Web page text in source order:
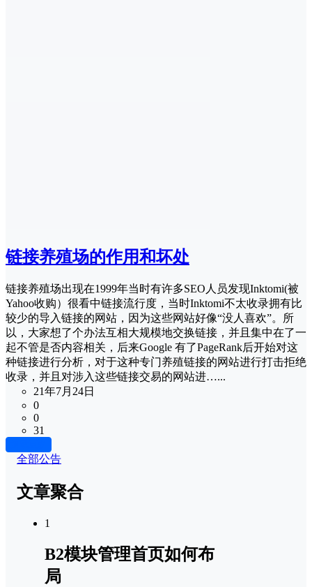
链接养殖场的作用和坏处
链接养殖场出现在1999年当时有许多SEO人员发现Inktomi(被
Yahoo收购）很看中链接流行度，当时Inktomi不太收录拥有比
较少的导入链接的网站，因为这些网站好像“没人喜欢”。所
以，大家想了个办法互相大规模地交换链接，并且集中在了一
起不管是否内容相关，后来Google 有了PageRank后开始对这
种链接进行分析，对于这种专门养殖链接的网站进行打击拒绝
收录，并且对涉入这些链接交易的网站进…...
21年7月24日
0
0
31
全部公告
文章聚合
1
B2模块管理首页如何布
局